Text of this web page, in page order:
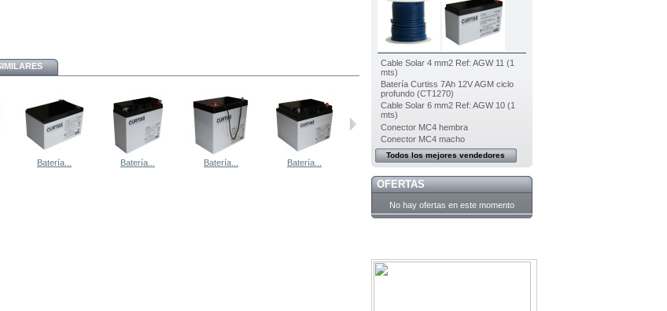
Batería... Batería... Batería... Batería... Batería... Batería...
Cable Solar 4 mm2 Ref: AGW 11 (1
mts)
Batería Curtiss 7Ah 12V AGM ciclo
profundo (CT1270)
Cable Solar 6 mm2 Ref: AGW 10 (1
mts)
Conector MC4 hembra
Conector MC4 macho
Todos los mejores vendedores
OFERTAS
No hay ofertas en este momento